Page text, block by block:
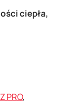
ciepła,
PRO,